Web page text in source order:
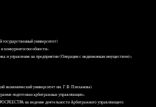
университет)
конкурентоспособности»
и управление на предприятии (Операции с недвижимым имуществом)»
экономический университет им. Г.В. Плеханова)
подготовки арбитражных управляющих»
на ведение деятельности Арбитражного управляющего